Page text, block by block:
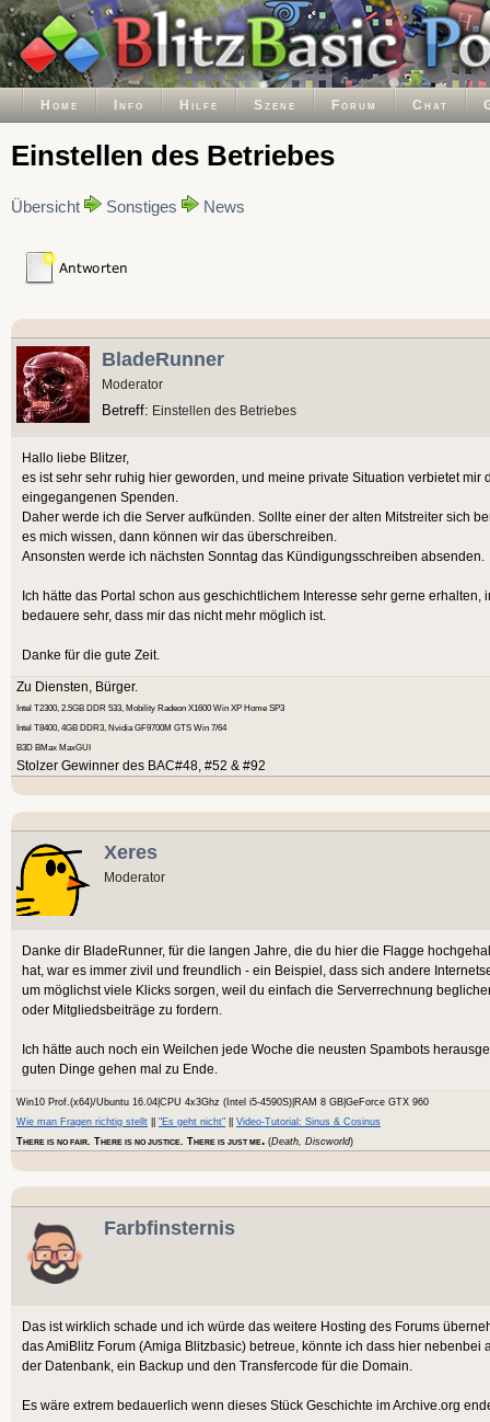
Home Info Hilfe Szene Forum Chat
Einstellen des Betriebes
Übersicht Sonstiges News
BladeRunner
Moderator
Betreff: Einstellen des Betriebes
Hallo liebe Blitzer,
es ist sehr sehr ruhig hier geworden, und meine private Situation verbietet mir
eingegangenen Spenden.
Daher werde ich die Server aufkünden. Sollte einer der alten Mitstreiter sich
es mich wissen, dann können wir das überschreiben.
Ansonsten werde ich nächsten Sonntag das Kündigungsschreiben absenden.
Ich hätte das Portal schon aus geschichtlichem Interesse sehr gerne
bedauere sehr, dass mir das nicht mehr möglich ist.
Danke für die gute Zeit.
Zu Diensten, Bürger.
Intel T2300, 2.5GB DDR 533, Mobility Radeon X1600 Win XP Home SP3
Intel T8400, 4GB DDR3, Nvidia GF9700M GTS Win 7/64
B3D BMax MaxGUI
Stolzer Gewinner des BAC#48, #52 & #92
Xeres
Moderator
Danke dir BladeRunner, für die langen Jahre, die du hier die Flagge
hat, war es immer zivil und freundlich - ein Beispiel, dass sich andere
um möglichst viele Klicks sorgen, weil du einfach die Serverrechnung
oder Mitgliedsbeiträge zu fordern.
Ich hätte auch noch ein Weilchen jede Woche die neusten Spambots
guten Dinge gehen mal zu Ende.
Win10 Prof.(x64)/Ubuntu 16.04|CPU 4x3Ghz (Intel i5-4590S)|RAM 8 GB|GeForce GTX 960
Wie man Fragen richtig stellt
"Es geht nicht"
Video-Tutorial: Sinus & Cosinus
THERE IS NO FAIR. THERE IS NO JUSTICE. THERE IS JUST ME. (Death, Discworld)
Farbfinsternis
Das ist wirklich schade und ich würde das weitere Hosting des Forums
das AmiBlitz Forum (Amiga Blitzbasic) betreue, könnte ich dass hier
der Datenbank, ein Backup und den Transfercode für die Domain.
Es wäre extrem bedauerlich wenn dieses Stück Geschichte im Archive.org